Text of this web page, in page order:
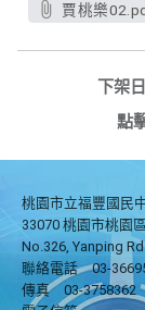
賈桃樂
下架
點
桃園市立福豐國民
33070 桃園市桃園
No.326, Yanping
聯絡電話
03-
傳真
03-3758362